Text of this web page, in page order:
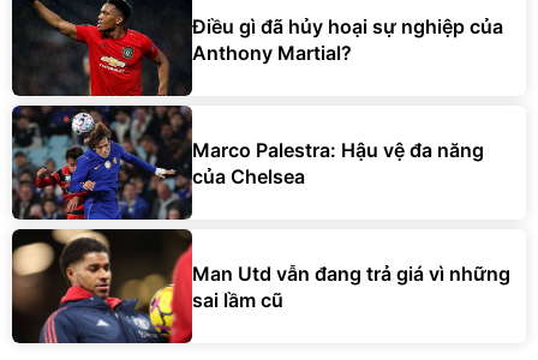
Điều gì đã hủy hoại sự nghiệp của
Anthony Martial?
Marco Palestra: Hậu vệ đa năng
của Chelsea
Man Utd vẫn đang trả giá vì những
sai lầm cũ